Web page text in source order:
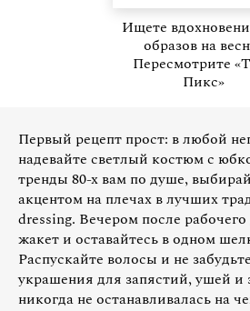
Ищете
образов на
Пересмотрите
Пикс»
Первый рецепт прост: в любой
надевайте светлый костюм с
тренды 80-х вам по душе,
акцентом на плечах в лучших
dressing. Вечером после
жакет и оставайтесь в одном
Распускайте волосы и не
украшения для запястий, ушей и
никогда не останавливалась на